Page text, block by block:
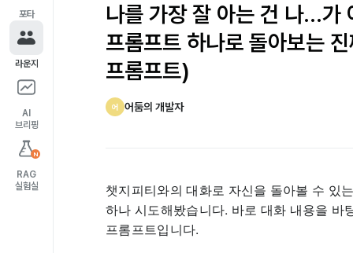
포타
라운지
AI
브리핑
N
RAG
실험실
나를 가장 잘 아는 건 나…가
프롬프트 하나로 돌아보는
프롬프트)
어 어둠의 개발자
챗지피티와의 대화로 자신을 돌아볼 수 있
하나 시도해봤습니다. 바로 대화 내용을 바
프롬프트입니다.